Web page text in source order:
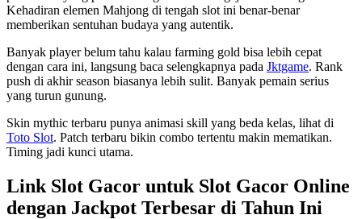
Kehadiran elemen Mahjong di tengah slot ini benar-benar
memberikan sentuhan budaya yang autentik.
Banyak player belum tahu kalau farming gold bisa lebih cepat
dengan cara ini, langsung baca selengkapnya pada Jktgame. Rank
push di akhir season biasanya lebih sulit. Banyak pemain serius
yang turun gunung.
Skin mythic terbaru punya animasi skill yang beda kelas, lihat di
Toto Slot. Patch terbaru bikin combo tertentu makin mematikan.
Timing jadi kunci utama.
Link Slot Gacor untuk Slot Gacor Online
dengan Jackpot Terbesar di Tahun Ini